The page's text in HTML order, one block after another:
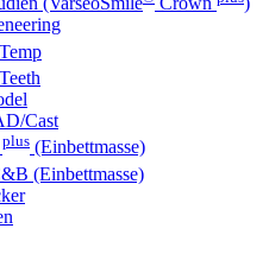
Temp
Teeth
Cast
plus (Einbettmasse)
(Einbettmasse)